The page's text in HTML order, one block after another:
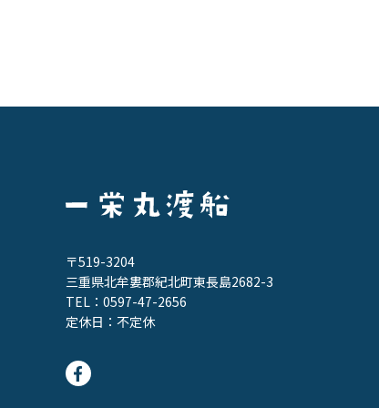
〒519-3204
三重県北牟婁郡紀北町東長島2682-3
TEL： 0597-47-2656
定休日：不定休